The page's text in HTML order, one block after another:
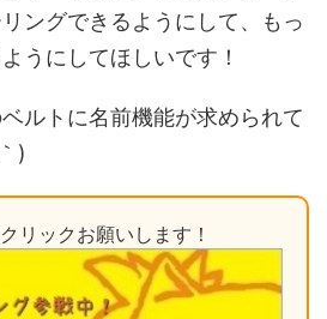
ングできるようにして、もっ
うにしてほしいです！
ルトに名前機能が求められて
)
リックお願いします！